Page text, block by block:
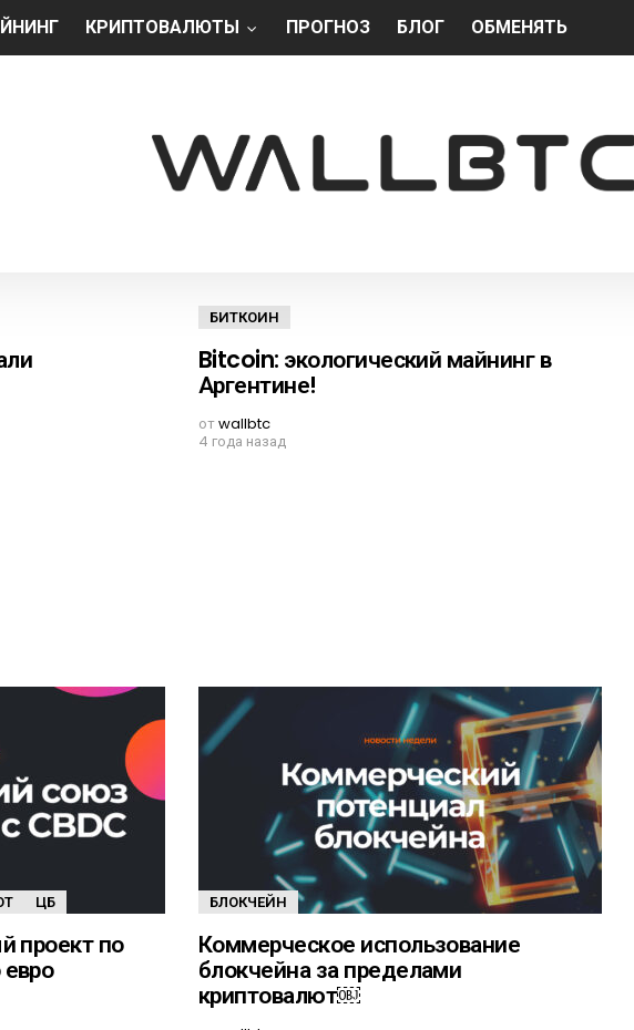
КРИПТОВАЛЮТЫ ПРОГНОЗ БЛОГ ОБМЕНЯТЬ
БИТКОИН
Bitcoin: экологический майнинг в
Аргентине!
отwallbtc
4 года назад
ЦБ
проект по
БЛОКЧЕЙН
Коммерческое использование
блокчейна за пределами
криптовалют￼